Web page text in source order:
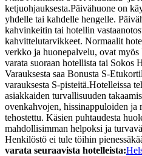
ketjuohjauksesta.Päivähuone on
yhdelle tai kahdelle hengelle.
kahvinkeitin tai hotellin
kahvittelutarvikkeet. Normaalit
verkko ja huonepalvelu, ovat myös
varata suoraan hotellista tai Sokos
Varauksesta saa Bonusta S-
varauksesta S-pisteitä.Hotelleissa
asiakkaiden turvallisuuden
ovenkahvojen, hissinappuloiden ja
tehostettu. Käsien puhtaudesta
mahdollisimman helpoksi ja
Henkilöstö ei tule töihin
varata seuraavista hotelleista: